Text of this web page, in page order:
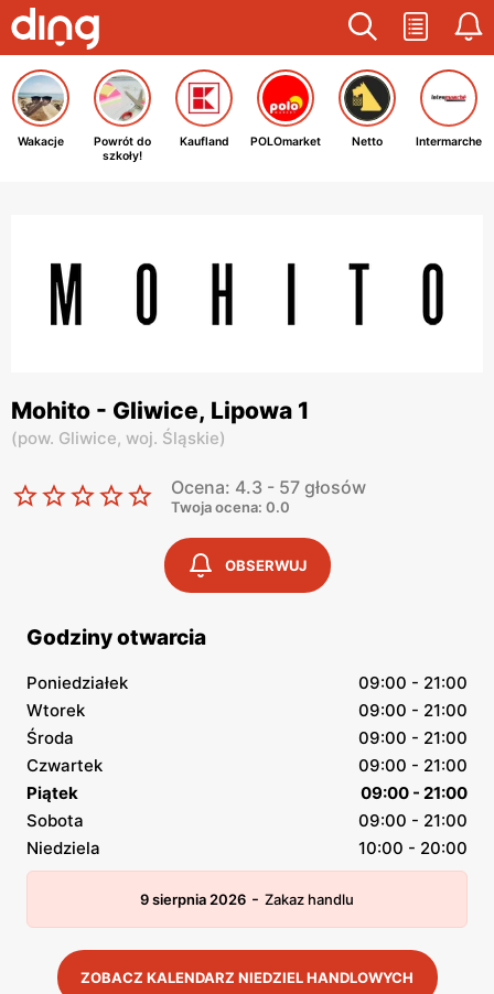
Wakacje
Powrót do
szkoły!
Kaufland POLOmarket Netto Intermarche
Mohito - Gliwice, Lipowa 1
(pow. Gliwice, woj. Śląskie)
Ocena: 4.3 - 57 głosów
Twoja ocena: 0.0
OBSERWUJ
Godziny otwarcia
Poniedziałek
09:00 - 21:00
Wtorek
09:00 - 21:00
Środa
09:00 - 21:00
Czwartek
09:00 - 21:00
Piątek
09:00 - 21:00
Sobota
09:00 - 21:00
Niedziela
10:00 - 20:00
9 sierpnia 2026 - Zakaz handlu
ZOBACZ KALENDARZ NIEDZIEL HANDLOWYCH